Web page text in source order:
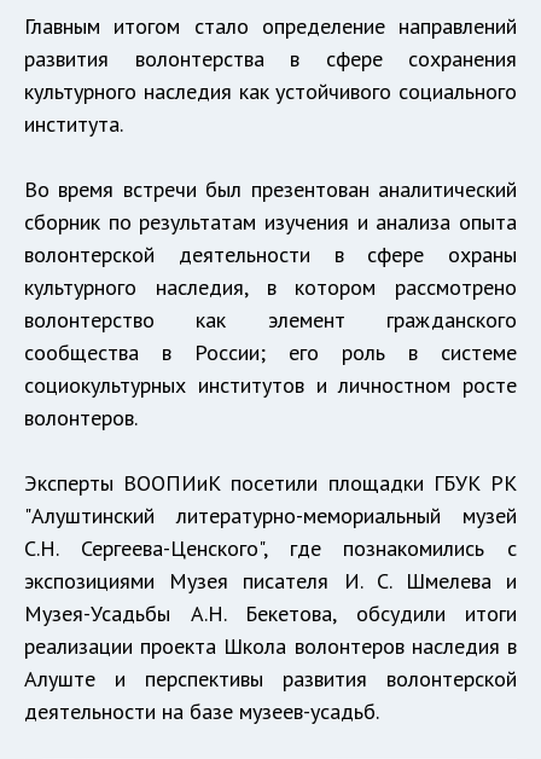
Главным итогом стало определение направлений
развития волонтерства в сфере сохранения
культурного наследия как устойчивого социального
института.
Во время встречи был презентован аналитический
сборник по результатам изучения и анализа опыта
волонтерской деятельности в сфере охраны
культурного наследия, в котором рассмотрено
волонтерство как элемент гражданского
сообщества в России; его роль в системе
социокультурных институтов и личностном росте
волонтеров.
Эксперты ВООПИиК посетили площадки ГБУК РК
"Алуштинский литературно-мемориальный музей
С.Н. Сергеева-Ценского", где познакомились с
экспозициями Музея писателя И. С. Шмелева и
Музея-Усадьбы А.Н. Бекетова, обсудили итоги
реализации проекта Школа волонтеров наследия в
Алуште и перспективы развития волонтерской
деятельности на базе музеев-усадьб.